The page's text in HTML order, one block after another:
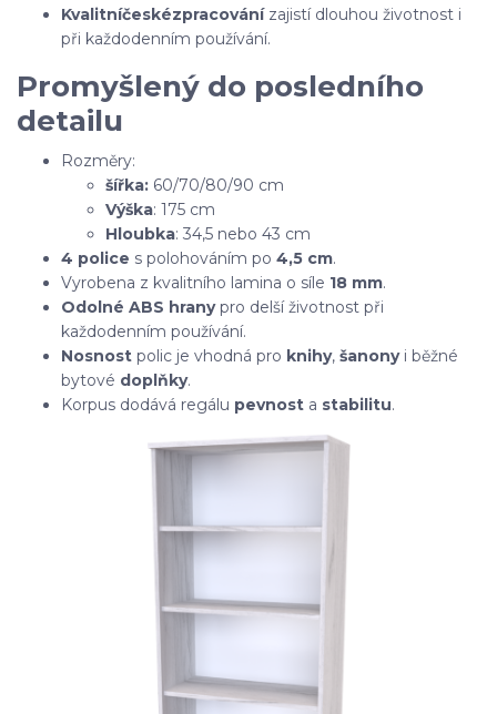
Kvalitníčeskézpracovánízajistí dlouhou životnost i
při každodenním používání.
Promyšlený do posledního
detailu
Rozměry:
šířka: 60/70/80/90 cm
Výška: 175 cm
Hloubka: 34,5 nebo 43 cm
4 police s polohováním po 4,5 cm.
Vyrobena z kvalitního lamina o síle 18 mm.
Odolné ABS hranypro delší životnost při
každodenním používání.
Nosnost polic je vhodná pro knihy, šanonyi běžné
bytové doplňky.
Korpus dodává regálu pevnost a stabilitu.